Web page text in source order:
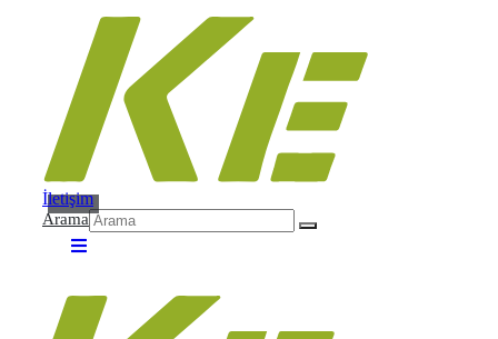
İletişim
Arama